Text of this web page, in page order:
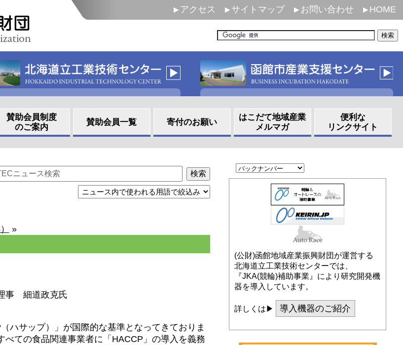
アクセス サイトマップ お問い合わせ HOME
賛助会員制度
のご案内
賛助会員一覧 寄付のお願い
はこだて地域産業
メルマガ
便利な
リンクサイト
»
事 細道政克氏
ハサップ）」が国際的な基準となってきておりま
ての食品関連事業者に「HACCP」の導入を義務
(公財)函館地域産業振興財団が運営する
北海道立工業技術センターでは、
『JKA(競輪)補助事業』により研究開発機
器を導入しています。
詳しくは▶ 導入機器のご紹介